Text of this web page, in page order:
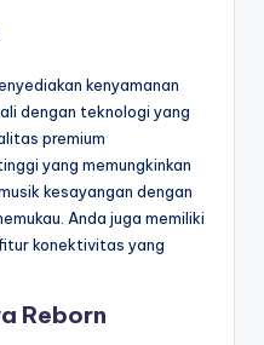
kenyamanan
dengan teknologi yang
premium
yang memungkinkan
kesayangan dengan
Anda juga memiliki
konektivitas yang
Reborn